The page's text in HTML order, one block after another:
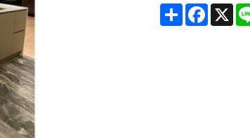
Share X